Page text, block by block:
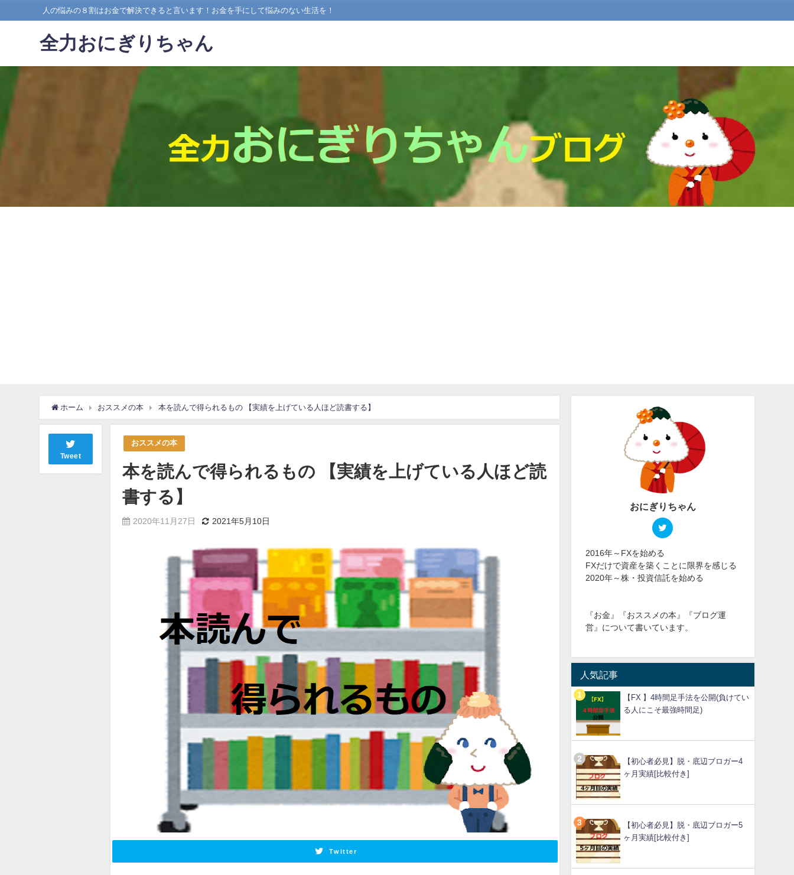
人の悩みの８割はお金で解決できると言います！お金を手にして悩みのない生活を！
全力おにぎりちゃん
ホーム おススメの本 本を読んで得られるもの 【実績を上げている人ほど読書する】
Tweet
おススメの本
本を読んで得られるもの 【実績を上げている人ほど読
書する】
2020年11月27日 2021年5月10日
Twitter
おにぎりちゃん
2016年～FXを始める
FXだけで資産を築くことに限界を感じる
2020年～株・投資信託を始める
『お金』『おススメの本』『ブログ運
営』について書いています。
人気記事
【FX 】4時間足手法を公開(負けてい
る人にこそ最強時間足)
【初心者必見】脱・底辺ブロガー4
ヶ月実績[比較付き]
【初心者必見】脱・底辺ブロガー5
ヶ月実績[比較付き]